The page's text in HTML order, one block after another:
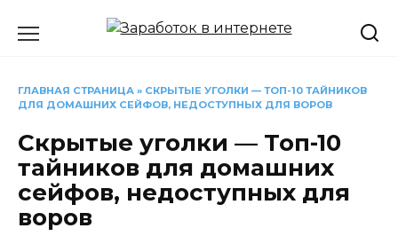
ГЛАВНАЯ СТРАНИЦА » СКРЫТЫЕ УГОЛКИ — ТОП-10 ТАЙНИКОВ
ДЛЯ ДОМАШНИХ СЕЙФОВ, НЕДОСТУПНЫХ ДЛЯ ВОРОВ
Скрытые уголки — Топ-10
тайников для домашних
сейфов, недоступных для
воров